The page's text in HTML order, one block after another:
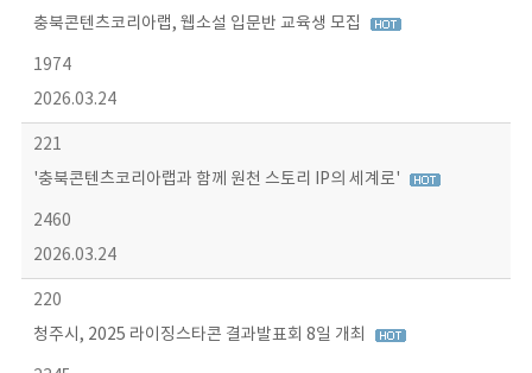
충북콘텐츠코리아랩, 웹소설 입문반 교육생 모집
1974
2026.03.24
221
'충북콘텐츠코리아랩과 함께 원천 스토리 IP의 세계로'
2460
2026.03.24
220
청주시, 2025 라이징스타콘 결과발표회 8일 개최